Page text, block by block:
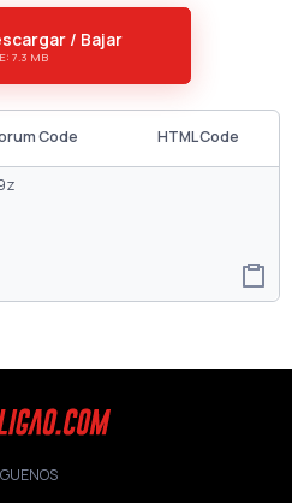
/ Bajar
7.3 MB
Code HTML Code